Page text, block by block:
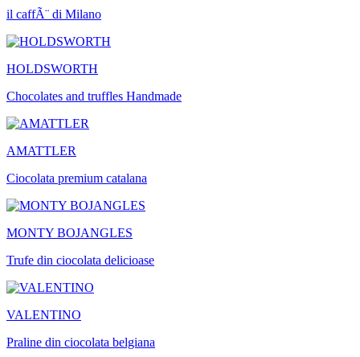
il caffÃ¨ di Milano
HOLDSWORTH
Chocolates and truffles Handmade
AMATTLER
Ciocolata premium catalana
MONTY BOJANGLES
Trufe din ciocolata delicioase
VALENTINO
Praline din ciocolata belgiana